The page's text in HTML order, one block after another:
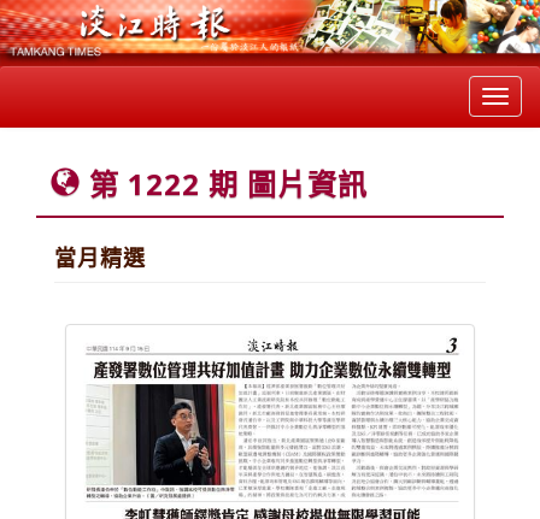
第 1222 期 圖片資訊
當月精選